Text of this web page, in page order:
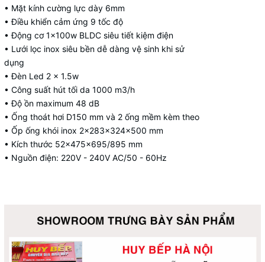
• Mặt kính cường lực dày 6mm
• Điều khiển cảm ứng 9 tốc độ
• Động cơ 1x100w BLDC siêu tiết kiệm điện
• Lưới lọc inox siêu bền dễ dàng vệ sinh khi sử
dụng
• Đèn Led 2 x 1.5w
• Công suất hút tối da 1000 m3/h
• Độ ồn maximum 48 dB
• Ống thoát hơi D150 mm và 2 ống mềm kèm theo
• Ốp ống khói inox 2x283x324x500 mm
• Kích thước 52x475x695/895 mm
• Nguồn điện: 220V - 240V AC/50 - 60Hz